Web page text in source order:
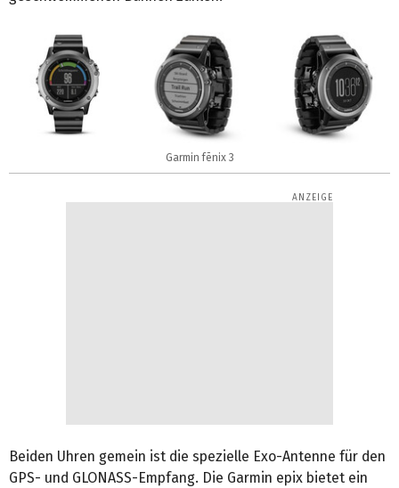
Garmin fēnix 3
Beiden Uhren gemein ist die spezielle Exo-Antenne für den
GPS- und GLONASS-Empfang. Die Garmin epix bietet ein